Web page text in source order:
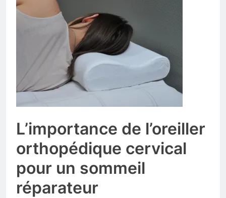
L’importance de l’oreiller
orthopédique cervical
pour un sommeil
réparateur